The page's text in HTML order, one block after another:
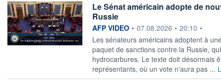
Le Sénat américain adopte de
Russie
information fournie par
AFP VIDEO • 07.08.2026 • 20:10 •
Les sénateurs américains adoptent à
paquet de sanctions contre la Russie,
hydrocarbures. Le texte doit désormais
représentants, où un vote n'aura pas ...